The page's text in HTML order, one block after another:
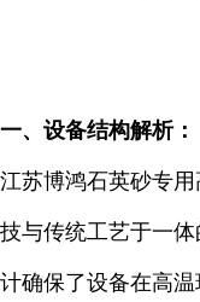
一、设备结构解析：
江苏博鸿石英砂专
技与传统工艺于一
计确保了设备在高